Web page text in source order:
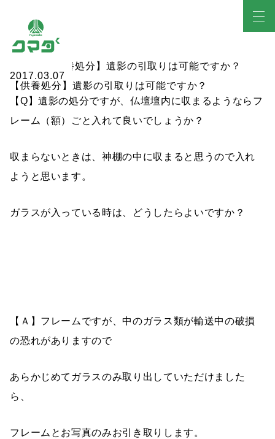
2017.03.07
【供養処分】遺影の引取りは可能ですか？
【Q】遺影の処分ですが、仏壇壇内に収まるようならフ
レーム（額）ごと入れて良いでしょうか？
収まらないときは、神棚の中に収まると思うので入れ
ようと思います。
ガラスが入っている時は、どうしたらよいですか？
【Ａ】フレームですが、中のガラス類が輸送中の破損
の恐れがありますので
あらかじめてガラスのみ取り出していただけました
ら、
フレームとお写真のみお引き取りします。